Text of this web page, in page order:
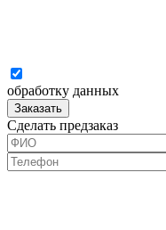
обработку данных
Заказать
Сделать предзаказ